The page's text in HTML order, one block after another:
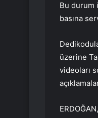
Bu durum
basına
üzerine
videoları